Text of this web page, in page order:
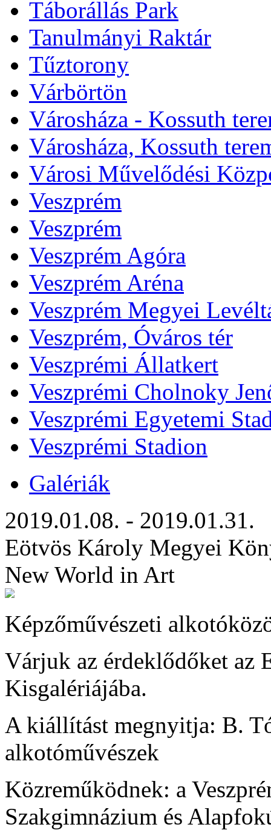
Táborállás Park
Tanulmányi Raktár
Tűztorony
Várbörtön
Városháza - Kossuth
Városháza, Kossuth
Városi Művelődési
Veszprém
Veszprém
Veszprém Agóra
Veszprém Aréna
Veszprém Megyei
Veszprém, Óváros tér
Veszprémi Állatkert
Veszprémi Cholnoky
Veszprémi Egyetemi
Veszprémi Stadion
Galériák
2019.01.08. - 2019.01.31.
Eötvös Károly Megyei
New World in Art
Képzőművészeti
Várjuk az érdeklődőket az
Kisgalériájába.
A kiállítást megnyitja: B.
alkotóművészek
Közreműködnek: a
Szakgimnázium és